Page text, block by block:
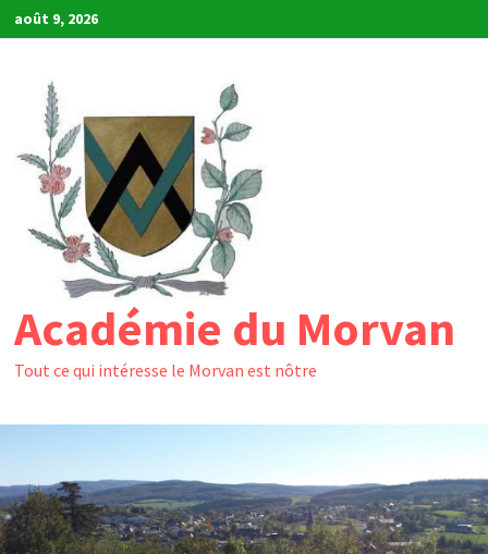
Passer
au
août 9, 2026
Académie du Morvan
Tout ce qui intéresse le Morvan est nôtre